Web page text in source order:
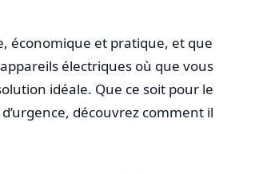
économique et pratique, et que
électriques où que vous
idéale. Que ce soit pour le
découvrez comment il